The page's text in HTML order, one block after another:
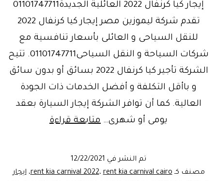
إيجار كيا كرنفال 2022 العائلية الجديدة01101747711
تقدم شركة ليموزين مصر إيجار كيا كرنفال 2022
للنقل السياحى و العائلى بأسعار تنافسية مع
شركات السياحة و النقل السياحى01101747711. تتيح
الشركة تأجير كيا كرنفال 2022 بسائق أو بدون سائق
و باأقل التكلفة و أفضل الخدمات ذات الجودة
العالية. كما أن توافر الشركة إيجار السيارة بعقد
يومى أو شهرى… متابعة قراءةإيجار
ليموزين
تم النشر في 12/22/2021
مصنف كـ
rent kia carnival 2022،rent kia carnival cairo ،ايجار